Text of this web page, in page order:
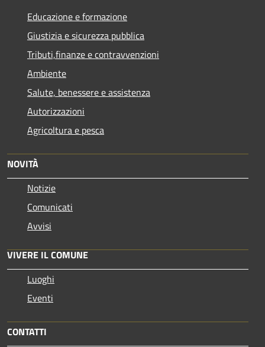
Educazione e formazione
Giustizia e sicurezza pubblica
Tributi,finanze e contravvenzioni
Ambiente
Salute, benessere e assistenza
Autorizzazioni
Agricoltura e pesca
NOVITÀ
Notizie
Comunicati
Avvisi
VIVERE IL COMUNE
Luoghi
Eventi
CONTATTI